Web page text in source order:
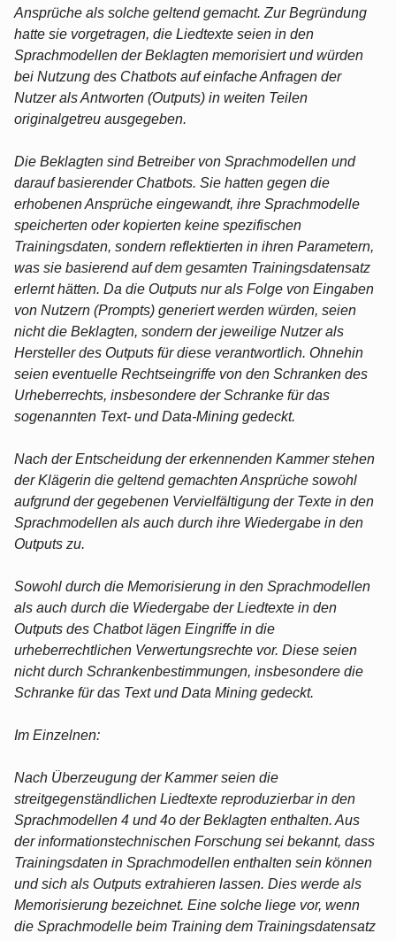
Ansprüche als solche geltend gemacht. Zur Begründung
hatte sie vorgetragen, die Liedtexte seien in den
Sprachmodellen der Beklagten memorisiert und würden
bei Nutzung des Chatbots auf einfache Anfragen der
Nutzer als Antworten (Outputs) in weiten Teilen
originalgetreu ausgegeben.
Die Beklagten sind Betreiber von Sprachmodellen und
darauf basierender Chatbots. Sie hatten gegen die
erhobenen Ansprüche eingewandt, ihre Sprachmodelle
speicherten oder kopierten keine spezifischen
Trainingsdaten, sondern reflektierten in ihren Parametern,
was sie basierend auf dem gesamten Trainingsdatensatz
erlernt hätten. Da die Outputs nur als Folge von Eingaben
von Nutzern (Prompts) generiert werden würden, seien
nicht die Beklagten, sondern der jeweilige Nutzer als
Hersteller des Outputs für diese verantwortlich. Ohnehin
seien eventuelle Rechtseingriffe von den Schranken des
Urheberrechts, insbesondere der Schranke für das
sogenannten Text- und Data-Mining gedeckt.
Nach der Entscheidung der erkennenden Kammer stehen
der Klägerin die geltend gemachten Ansprüche sowohl
aufgrund der gegebenen Vervielfältigung der Texte in den
Sprachmodellen als auch durch ihre Wiedergabe in den
Outputs zu.
Sowohl durch die Memorisierung in den Sprachmodellen
als auch durch die Wiedergabe der Liedtexte in den
Outputs des Chatbot lägen Eingriffe in die
urheberrechtlichen Verwertungsrechte vor. Diese seien
nicht durch Schrankenbestimmungen, insbesondere die
Schranke für das Text und Data Mining gedeckt.
Im Einzelnen:
Nach Überzeugung der Kammer seien die
streitgegenständlichen Liedtexte reproduzierbar in den
Sprachmodellen 4 und 4o der Beklagten enthalten. Aus
der informationstechnischen Forschung sei bekannt, dass
Trainingsdaten in Sprachmodellen enthalten sein können
und sich als Outputs extrahieren lassen. Dies werde als
Memorisierung bezeichnet. Eine solche liege vor, wenn
die Sprachmodelle beim Training dem Trainingsdatensatz